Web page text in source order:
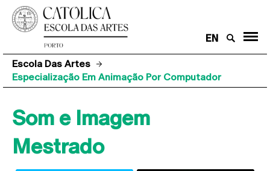
EN
Escola Das Artes
Especialização Em Animação Por Computador
Som e Imagem
Mestrado